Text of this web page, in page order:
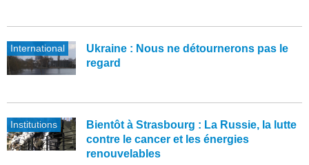
International
Ukraine : Nous ne détournerons pas le
regard
Institutions
Bientôt à Strasbourg : La Russie, la lutte
contre le cancer et les énergies
renouvelables